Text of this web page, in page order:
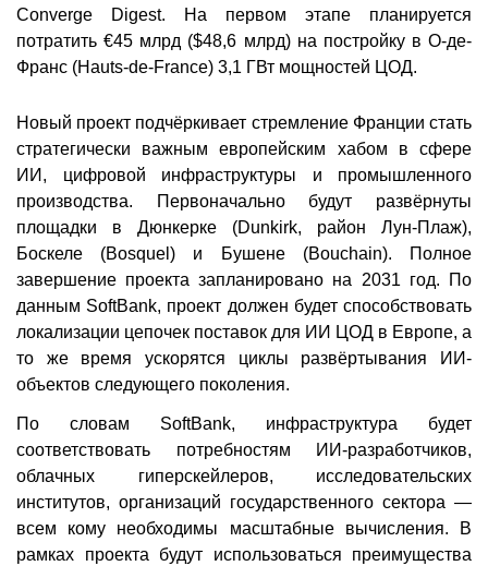
Converge Digest. На первом этапе планируется
потратить €45 млрд ($48,6 млрд) на постройку в О-де-
Франс (Hauts-de-France) 3,1 ГВт мощностей ЦОД.
Новый проект подчёркивает стремление Франции стать
стратегически важным европейским хабом в сфере
ИИ, цифровой инфраструктуры и промышленного
производства. Первоначально будут развёрнуты
площадки в Дюнкерке (Dunkirk, район Лун-Плаж),
Боскеле (Bosquel) и Бушене (Bouchain). Полное
завершение проекта запланировано на 2031 год. По
данным SoftBank, проект должен будет способствовать
локализации цепочек поставок для ИИ ЦОД в Европе, а
то же время ускорятся циклы развёртывания ИИ-
объектов следующего поколения.
По словам SoftBank, инфраструктура будет
соответствовать потребностям ИИ-разработчиков,
облачных гиперскейлеров, исследовательских
институтов, организаций государственного сектора —
всем кому необходимы масштабные вычисления. В
рамках проекта будут использоваться преимущества